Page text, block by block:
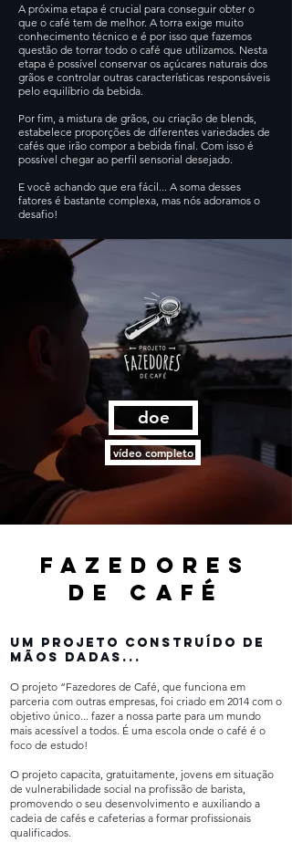
A próxima etapa é crucial para conseguir obter o
que o café tem de melhor. A torra exige muito
conhecimento técnico e é por isso que fazemos
questão de torrar todo o café que utilizamos. Nesta
etapa é possível conservar os açúcares naturais dos
grãos e controlar outras características responsáveis
pelo equilíbrio da bebida.
Por fim, a mistura de grãos, ou criação de blends,
estabelece proporções de diferentes variedades de
cafés que irão compor a bebida final. Com isso é
possível chegar ao perfil sensorial desejado.
E você achando que era fácil... A soma desses
fatores é bastante complexa, mas nós adoramos o
desafio!
doe
vídeo completo
FAZEDORES
DE CAFÉ
Um projeto construído de
mãos dadas...
O projeto “Fazedores de Café, que funciona em
parceria com outras empresas, foi criado em 2014 com o
objetivo único... fazer a nossa parte para um mundo
mais acessível a todos. É uma escola onde o café é o
foco de estudo!
O projeto capacita, gratuitamente, jovens em situação
de vulnerabilidade social na profissão de barista,
promovendo o seu desenvolvimento e auxiliando a
cadeia de cafés e cafeterias a formar profissionais
qualificados.